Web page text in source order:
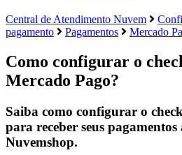
Central de Atendimento Nuvem
pagamento
Pagamentos Mercado
Como configurar o
Mercado Pago?
Saiba como configurar o
para receber seus pagamentos
Nuvemshop.